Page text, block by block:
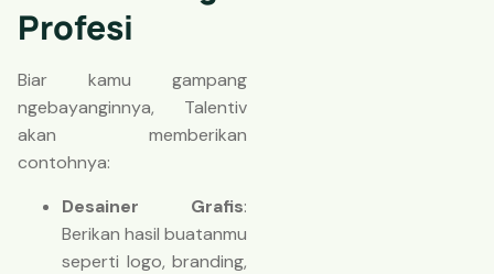
Profesi
Biar kamu gampang
ngebayanginnya, Talentiv
akan memberikan
contohnya:
Desainer Grafis:
Berikan hasil buatanmu
seperti logo, branding,